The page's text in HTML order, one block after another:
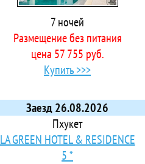
7 ночей
Размещение без питания
цена 57 755 руб.
Купить >>>
Заезд 26.08.2026
Пхукет
LA GREEN HOTEL & RESIDENCE
5 *